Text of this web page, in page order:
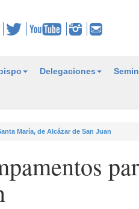
Delegaciones
María, de Alcázar de San Juan